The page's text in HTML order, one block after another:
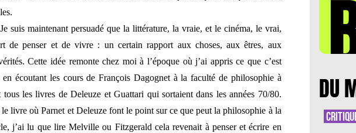
suis maintenant persuadé que la littérature, la vraie, et le cinéma, le vrai,
de penser et de vivre : un certain rapport aux choses, aux êtres, aux
Cette idée remonte chez moi à l’époque où j’ai appris ce que c’est
écoutant les cours de François Dagognet à la faculté de philosophie à
les livres de Deleuze et Guattari qui sortaient dans les années 70/80.
le livre où Parnet et Deleuze font le point sur ce que peut la philosophie à la
j’ai lu que lire Melville ou Fitzgerald cela revenait à penser et écrire en
LA DU